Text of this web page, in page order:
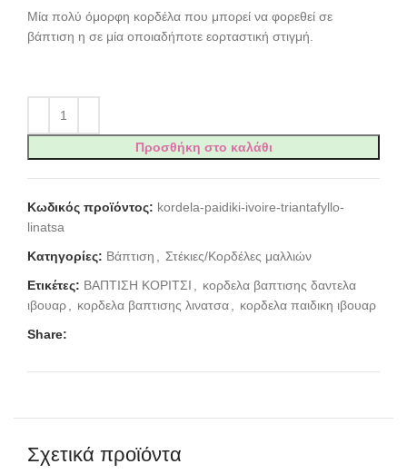
Μία πολύ όμορφη κορδέλα που μπορεί να φορεθεί σε
βάπτιση η σε μία οποιαδήποτε εορταστική στιγμή.
Προσθήκη στο καλάθι
Κωδικός προϊόντος: kordela-paidiki-ivoire-triantafyllo-
linatsa
Κατηγορίες: Βάπτιση
Στέκιες/Κορδέλες μαλλιών
Ετικέτες: ΒΑΠΤΙΣΗ ΚΟΡΙΤΣΙ
κορδελα βαπτισης δαντελα
ιβουαρ
κορδελα βαπτισης λινατσα
κορδελα παιδικη ιβουαρ
Share:
Σχετικά προϊόντα